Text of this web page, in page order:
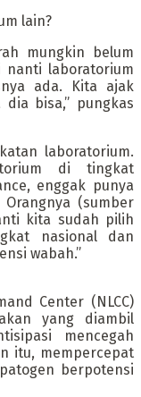
lain?
mungkin belum
nanti laboratorium
ada. Kita ajak
bisa,” pungkas
laboratorium.
di tingkat
enggak punya
(sumber
kita sudah pilih
nasional dan
wabah.”
Center (NLCC)
yang diambil
mencegah
itu, mempercepat
berpotensi